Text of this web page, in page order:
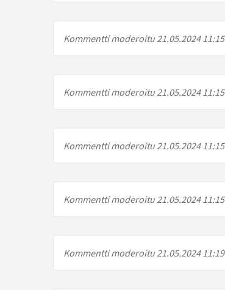
Kommentti moderoitu 21.05.2024 11:15
Kommentti moderoitu 21.05.2024 11:15
Kommentti moderoitu 21.05.2024 11:15
Kommentti moderoitu 21.05.2024 11:15
Kommentti moderoitu 21.05.2024 11:19